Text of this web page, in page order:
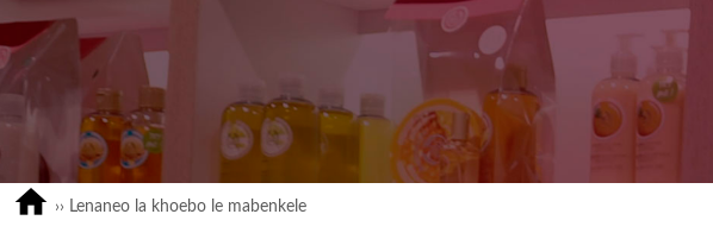
›› Lenaneo la khoebo le mabenkele